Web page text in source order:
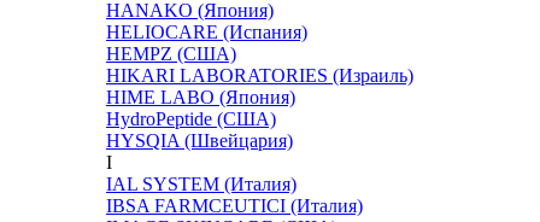
HANAKO (Япония)
HELIOCARE (Испания)
HEMPZ (США)
HIKARI LABORATORIES (Израиль)
HIME LABO (Япония)
HydroPeptide (США)
HYSQIA (Швейцария)
I
IAL SYSTEM (Италия)
IBSA FARMCEUTICI (Италия)